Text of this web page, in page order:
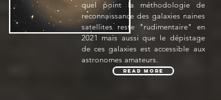
quel point la méthodologie de
reconnaissance des galaxies naines
satellites reste "rudimentaire" en
2021 mais aussi que le dépistage
de ces galaxies est accessible aux
astronomes amateurs.
Read More